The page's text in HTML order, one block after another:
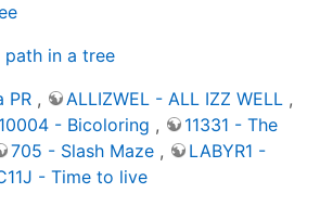
path in a tree
PR , ALLIZWEL - ALL IZZ WELL ,
10004 - Bicoloring ,
11331 - The
705 - Slash Maze ,
LABYR1 -
- Time to live